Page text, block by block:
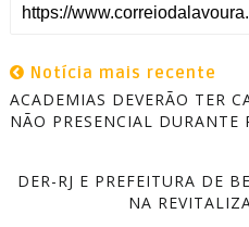
Notícia mais recente
ACADEMIAS DEVERÃO TER
NÃO PRESENCIAL DURANTE
DER-RJ E PREFEITURA DE
NA